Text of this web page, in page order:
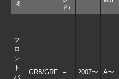
OUTBACK
名
ド）
フ
ロ
ン
ト
バ
GRB/GRF – 2007〜 A〜